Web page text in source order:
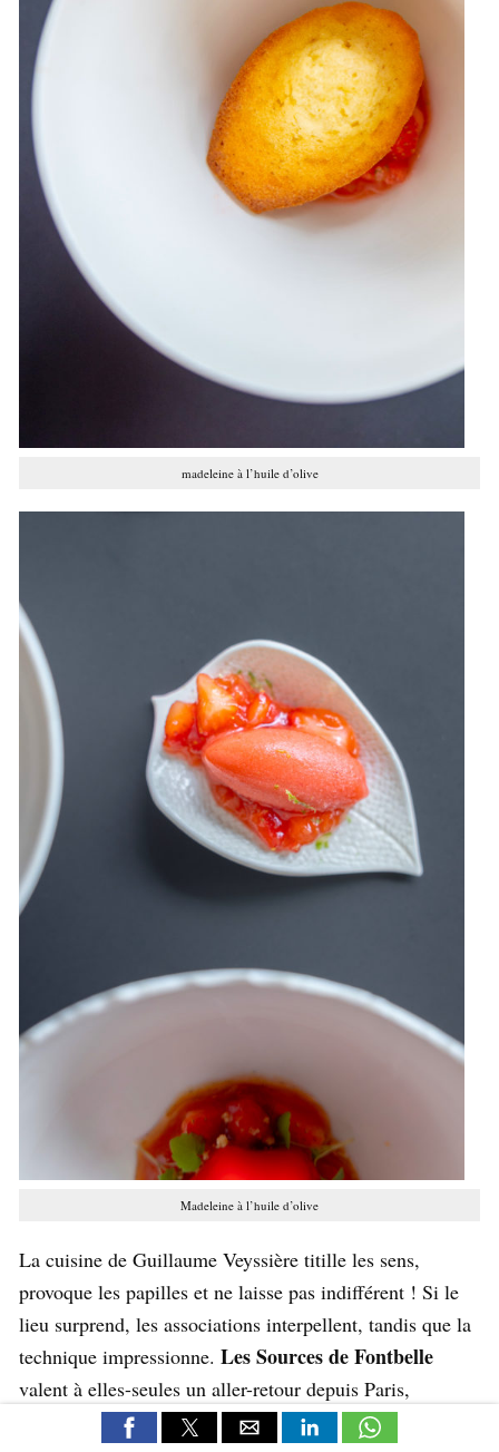
madeleine à l’huile d’olive
Madeleine à l’huile d’olive
La cuisine de Guillaume Veyssière titille les sens,
provoque les papilles et ne laisse pas indifférent ! Si le
lieu surprend, les associations interpellent, tandis que la
technique impressionne. Les Sources de Fontbelle
valent à elles-seules un aller-retour depuis Paris,
Bordeaux, Reims voire Montauban et tout porte à croire